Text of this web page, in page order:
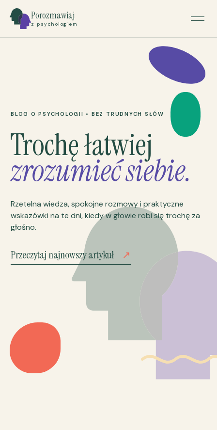
Porozmawiaj
z psychologiem
BLOG O PSYCHOLOGII • BEZ TRUDNYCH SŁÓW
Trochę łatwiej
zrozumieć siebie.
Rzetelna wiedza, spokojne rozmowy i praktyczne
wskazówki na te dni, kiedy w głowie robi się trochę za
głośno.
Przeczytaj najnowszy artykuł ↗